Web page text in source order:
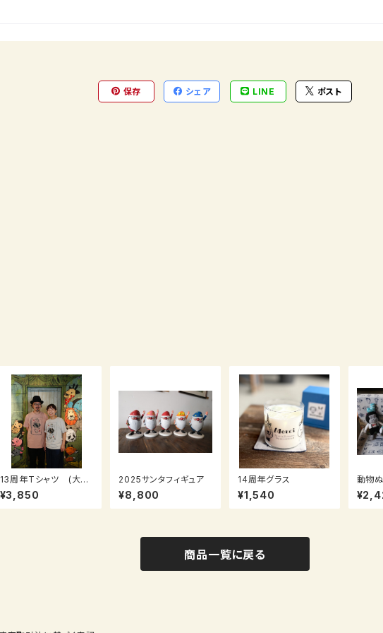
保存 シェア LINE ポスト
13周年Tシャツ (大人
サイズ)
¥3,850
2025サンタフィギュア
¥8,800
14周年グラス
¥1,540
動物
商品一覧に戻る